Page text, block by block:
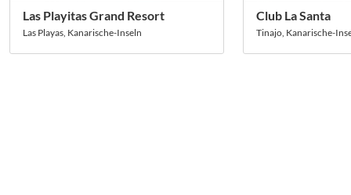
sofort umgesetzt wurde. Vor Ort hatten wir regen
Kontakt mit der Ansprechpartnerin. Es hat gut
Las Playitas Grand Resort
Las Playas, Kanarische-Inseln
Club La Santa
Tinajo, Kanarische-